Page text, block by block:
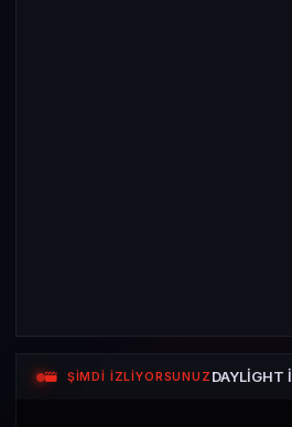
ŞİMDİ İZLİYORSUNUZ